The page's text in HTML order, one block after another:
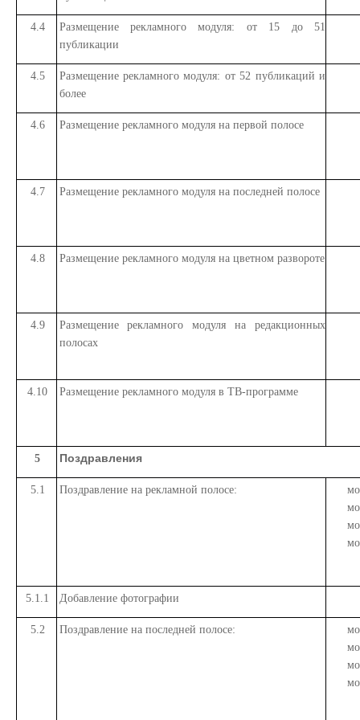
4.4
Размещение рекламного модуля: от 15 до 51
публикации
4.5
Размещение рекламного модуля: от 52 публикаций и
более
4.6 Размещение рекламного модуля на первой полосе
4.7 Размещение рекламного модуля на последней полосе
4.8 Размещение рекламного модуля на цветном развороте
4.9
Размещение рекламного модуля на редакционных
полосах
4.10 Размещение рекламного модуля в ТВ-программе
5 Поздравления
5.1 Поздравление на рекламной полосе:
5.1.1 Добавление фотографии
5.2 Поздравление на последней полосе: